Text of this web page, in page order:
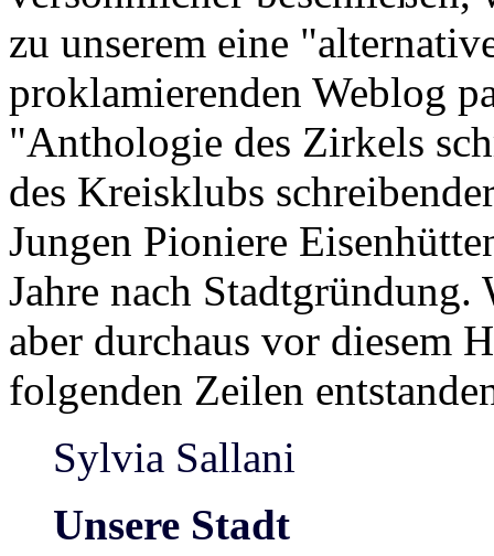
zu unserem eine
proklamierenden Weblog
"Anthologie des Zirkels
des Kreisklubs
Jungen Pioniere
Jahre nach
aber durchaus vor diesem
folgenden Zeilen
Sylvia Sallani
Unsere Stadt